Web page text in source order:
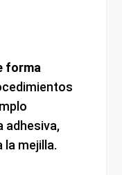
forma
adhesiva,
la mejilla.